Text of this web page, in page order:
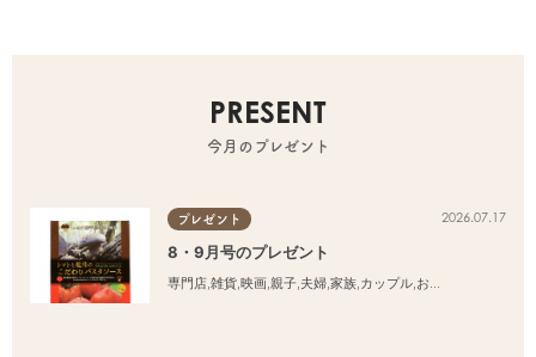
PRESENT
今月のプレゼント
プレゼント 2026.07.17
8・9月号のプレゼント
専門店,雑貨,映画,親子,夫婦,家族,カップル,おひとりさま